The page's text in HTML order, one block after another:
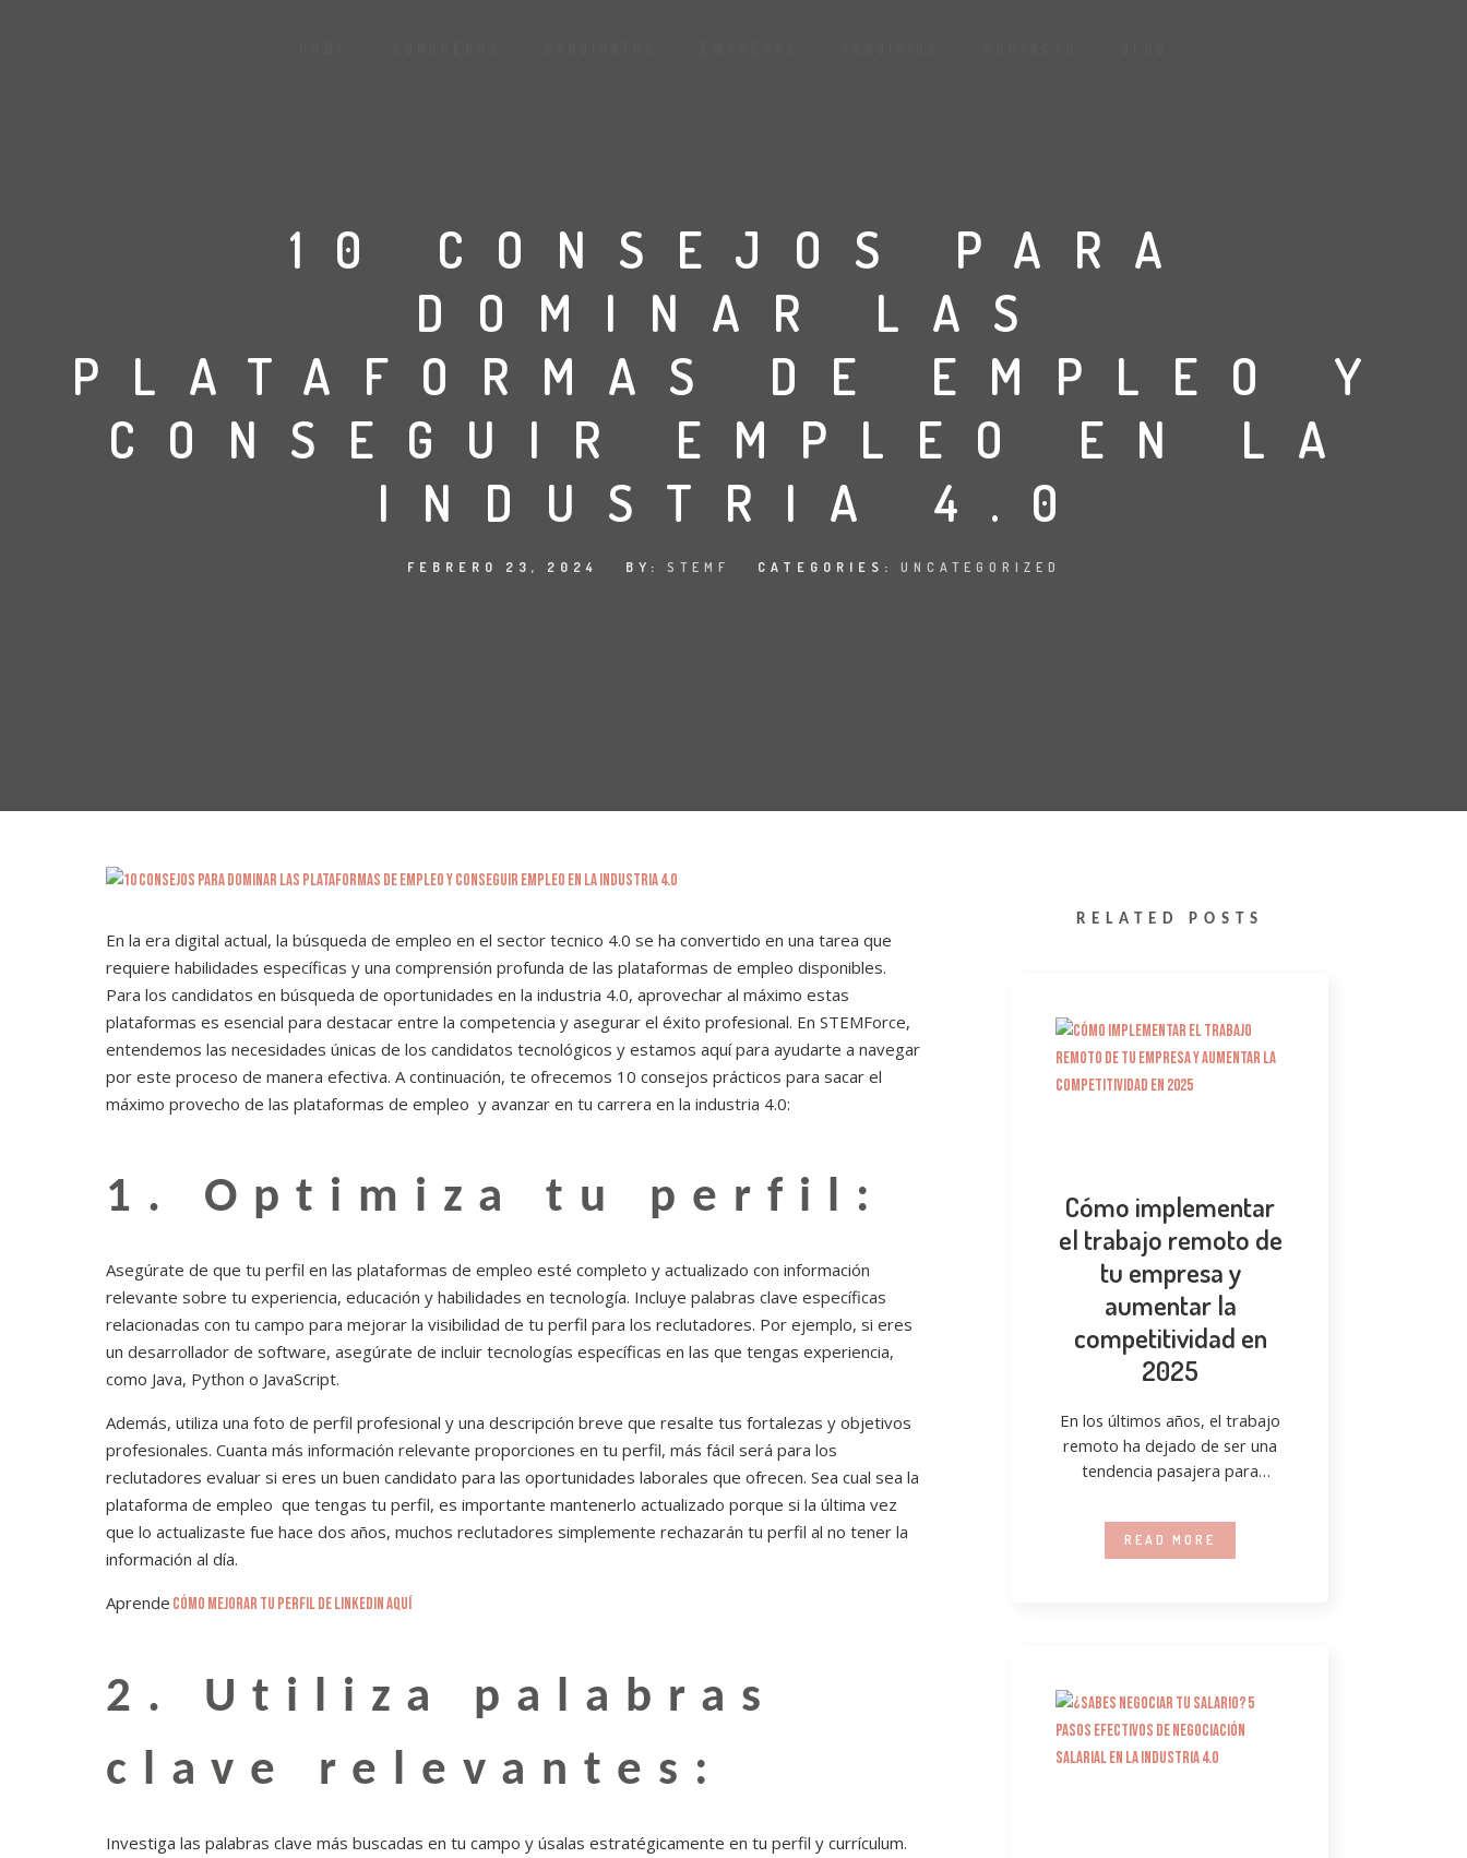
10 CONSEJOS PARA
DOMINAR LAS
PLATAFORMAS DE EMPLEO Y
CONSEGUIR EMPLEO EN LA
INDUSTRIA 4.0
FEBRERO 23, 2024 BY: STEMF CATEGORIES: UNCATEGORIZED
En la era digital actual, la búsqueda de empleo en el sector tecnico 4.0 se ha convertido en una tarea que
requiere habilidades específicas y una comprensión profunda de las plataformas de empleo disponibles.
Para los candidatos en búsqueda de oportunidades en la industria 4.0, aprovechar al máximo estas
plataformas es esencial para destacar entre la competencia y asegurar el éxito profesional. En STEMForce,
entendemos las necesidades únicas de los candidatos tecnológicos y estamos aquí para ayudarte a navegar
por este proceso de manera efectiva. A continuación, te ofrecemos 10 consejos prácticos para sacar el
máximo provecho de las plataformas de empleo y avanzar en tu carrera en la industria 4.0:
1. Optimiza tu perfil:
Asegúrate de que tu perfil en las plataformas de empleo esté completo y actualizado con información
relevante sobre tu experiencia, educación y habilidades en tecnología. Incluye palabras clave específicas
relacionadas con tu campo para mejorar la visibilidad de tu perfil para los reclutadores. Por ejemplo, si eres
un desarrollador de software, asegúrate de incluir tecnologías específicas en las que tengas experiencia,
como Java, Python o JavaScript.
Además, utiliza una foto de perfil profesional y una descripción breve que resalte tus fortalezas y objetivos
profesionales. Cuanta más información relevante proporciones en tu perfil, más fácil será para los
reclutadores evaluar si eres un buen candidato para las oportunidades laborales que ofrecen. Sea cual sea la
plataforma de empleo que tengas tu perfil, es importante mantenerlo actualizado porque si la última vez
que lo actualizaste fue hace dos años, muchos reclutadores simplemente rechazarán tu perfil al no tener la
información al día.
Aprende cómo mejorar tu perfil de Linkedin aquí
2. Utiliza palabras
clave relevantes:
Investiga las palabras clave más buscadas en tu campo y úsalas estratégicamente en tu perfil y currículum.
RELATED POSTS
Cómo implementar
el trabajo remoto de
tu empresa y
aumentar la
competitividad en
2025
En los últimos años, el trabajo
remoto ha dejado de ser una
tendencia pasajera para
estratégica
READ MORE